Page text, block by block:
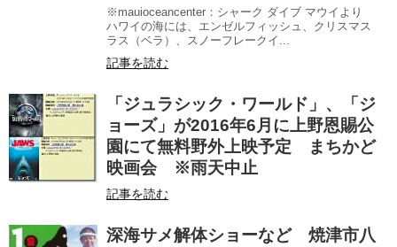
※mauioceancenter：シャーク ダイブ マウイより
ハワイの海には、エンゼルフィッシュ、クリスマス
ラス（ベラ）、スノーフレークイ...
記事を読む
「ジュラシック・ワールド」、「ジ
ョーズ」が2016年6月に上野恩賜公
園にて無料野外上映予定 まちかど
映画会 ※雨天中止
記事を読む
深海サメ解体ショーなど 焼津市八